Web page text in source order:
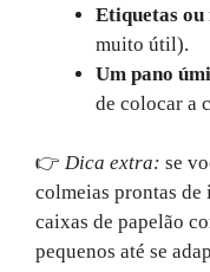
Etiquetas
muito útil).
Um pano
de colocar a
👉 Dica extra: se
colmeias prontas
caixas de papelão
pequenos até se